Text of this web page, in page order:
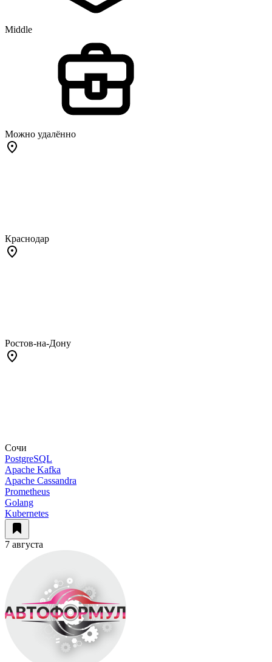
Middle
Можно удалённо
Краснодар
Ростов-на-Дону
Сочи
PostgreSQL
Apache Kafka
Apache Cassandra
Prometheus
Golang
Kubernetes
7 августа